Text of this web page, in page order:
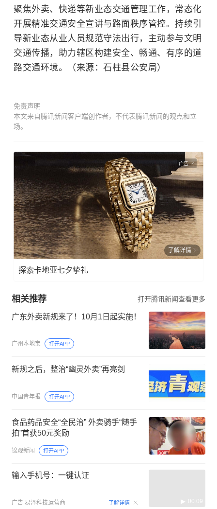
聚焦外卖、快递等新业态交通管理工作，常态化
开展精准交通安全宣讲与路面秩序管控。持续引
导新业态从业人员规范守法出行，主动参与文明
交通传播，助力辖区构建安全、畅通、有序的道
路交通环境。（来源：石柱县公安局）
免责声明
本文来自腾讯新闻客户端创作者，不代表腾讯新闻的观点和立
场。
广告
了解详情
探索卡地亚七夕挚礼
相关推荐 打开腾讯新闻查看更多
广东外卖新规来了！10月1日起实施！
广州本地宝 打开APP
新规之后，整治“幽灵外卖”再亮剑
中国青年报 打开APP
食品药品安全“全民治” 外卖骑手“随手
拍”首获50元奖励
锦观新闻 打开APP
输入手机号：一键认证
广告 易泽科技运营商 了解详情 00:09